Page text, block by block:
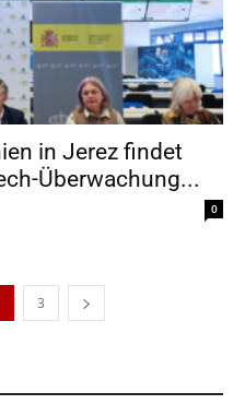
in Jerez findet
Überwachung...
0
3